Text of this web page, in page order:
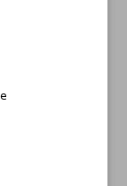
4 Full of